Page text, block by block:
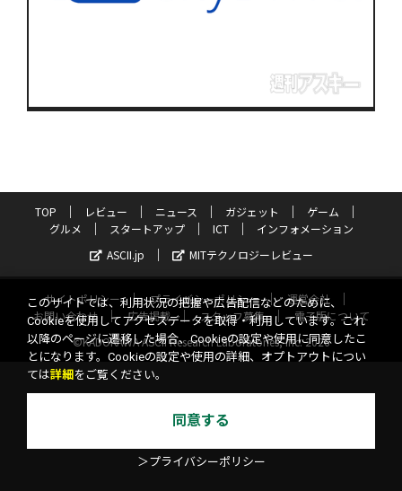
TOP レビュー ニュース ガジェット
ゲーム
グルメ
スタートアップ ICT
インフォメーション
ASCII.jp
MITテクノロジーレビュー
サイトポリシー プライバシーポリシー
運営会社
お問い合わせ
広告掲載 スタッフ募集
電子版について
©KADOKAWA ASCII Research Laboratories, Inc. 2026
このサイトでは、利用状況の把握や広告配信などのために、
Cookieを使用してアクセスデータを取得・利用しています。これ
以降のページに遷移した場合、Cookieの設定や使用に同意したこ
とになります。Cookieの設定や使用の詳細、オプトアウトについ
ては詳細 をご覧ください。
同意する
＞プライバシーポリシー